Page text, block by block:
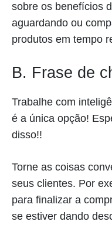
sobre os benefícios
aguardando ou
produtos em tempo
B. Frase de
Trabalhe com
é a única opção!
disso!!
Torne as coisas
seus clientes. Por
para finalizar a
se estiver dando